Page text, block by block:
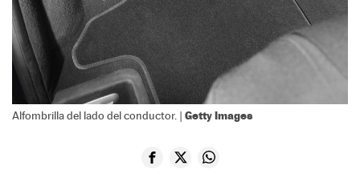
Alfombrilla del lado del conductor. | Getty Images